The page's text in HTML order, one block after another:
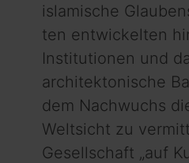
islamische
ten entwickelten
Institutionen und
architektonische
dem Nachwuchs
Weltsicht zu
Gesellschaft „auf